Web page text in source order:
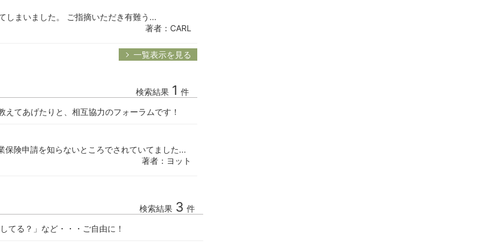
まいました。 ご指摘いただき有難う...
著者：CARL
一覧表示を見る
検索結果 1 件
てあげたりと、相互協力のフォーラムです！
険申請を知らないところでされていてました...
著者：ヨット
検索結果 3 件
てる？」など・・・ご自由に！